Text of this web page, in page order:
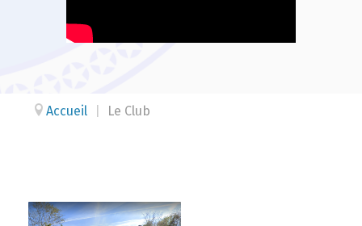
Accueil Le Club